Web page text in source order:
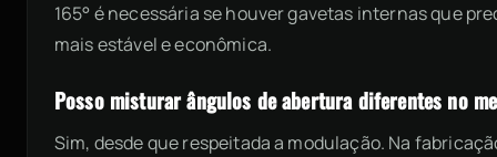
165° é necessária se houver gavetas internas que
mais estável e econômica.
Posso misturar ângulos de abertura diferentes no
Sim, desde que respeitada a modulação. Na